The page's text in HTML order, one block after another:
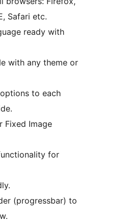
Safari etc.
ready with
with any theme or
to each
Fixed Image
for
(progressbar) to